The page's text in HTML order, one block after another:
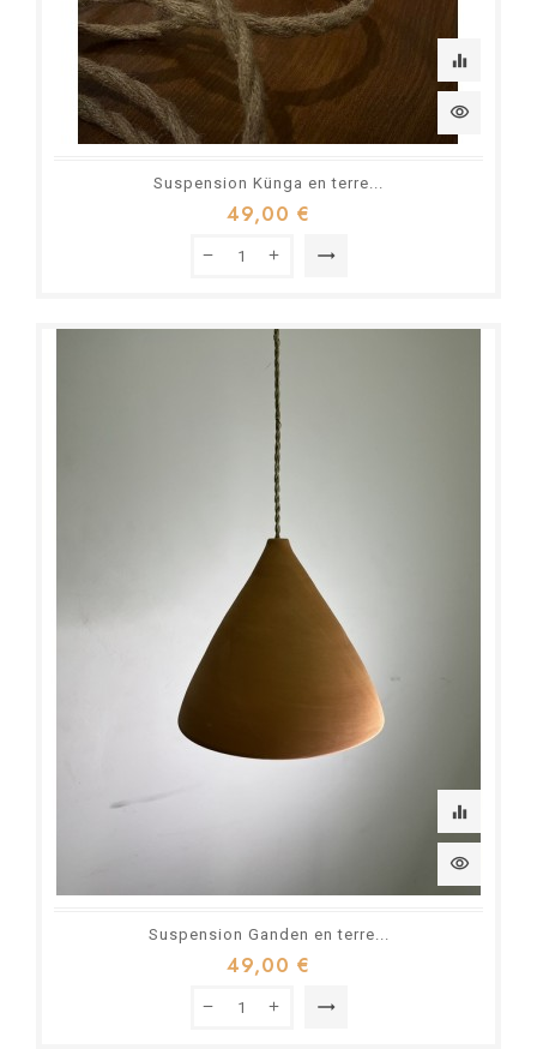
equalizer
visibility
Suspension Künga en terre...
49,00 €
trending_flat
equalizer
visibility
Suspension Ganden en terre...
49,00 €
trending_flat